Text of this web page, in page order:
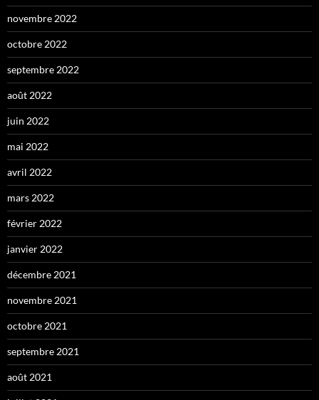
novembre 2022
octobre 2022
septembre 2022
août 2022
juin 2022
mai 2022
avril 2022
mars 2022
février 2022
janvier 2022
décembre 2021
novembre 2021
octobre 2021
septembre 2021
août 2021